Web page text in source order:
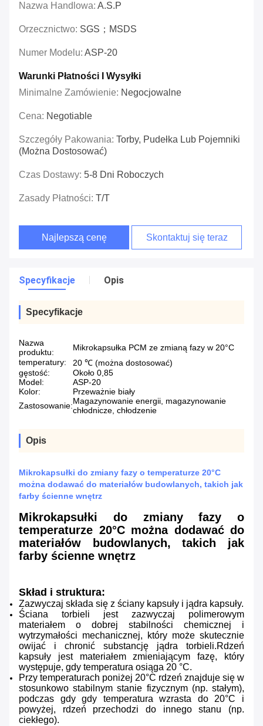
Nazwa Handlowa: A.S.P
Orzecznictwo: SGS；MSDS
Numer Modelu: ASP-20
Warunki Płatności I Wysyłki
Minimalne Zamówienie: Negocjowalne
Cena: Negotiable
Szczegóły Pakowania: Torby, Pudełka Lub Pojemniki
(można Dostosować)
Czas Dostawy: 5-8 Dni Roboczych
Zasady Płatności: T/T
Najlepszą cenę Skontaktuj się teraz
Specyfikacje Opis
Specyfikacje
Nazwa
produktu:
Mikrokapsułka PCM ze zmianą fazy w 20°C
temperatury:
20 ℃ (można dostosować)
gęstość:
Około 0,85
Model:
ASP-20
Kolor:
Przeważnie biały
Zastosowanie:Magazynowanie energii, magazynowanie
chłodnicze, chłodzenie
Opis
Mikrokapsułki do zmiany fazy o temperaturze 20°C
można dodawać do materiałów budowlanych, takich jak
farby ścienne wnętrz
Mikrokapsułki do zmiany fazy o
temperaturze 20°C można dodawać do
materiałów budowlanych, takich jak
farby ścienne wnętrz
Skład i struktura:
Zazwyczaj składa się z ściany kapsuły i jądra kapsuły.
Ściana torbieli jest zazwyczaj polimerowym
materiałem o dobrej stabilności chemicznej i
wytrzymałości mechanicznej, który może skutecznie
owijać i chronić substancję jądra torbieli.Rdzeń
kapsuły jest materiałem zmieniającym fazę, który
występuje, gdy temperatura osiąga 20 °C.
Przy temperaturach poniżej 20°C rdzeń znajduje się w
stosunkowo stabilnym stanie fizycznym (np. stałym),
podczas gdy gdy temperatura wzrasta do 20°C i
powyżej, rdzeń przechodzi do innego stanu (np.
ciekłego).